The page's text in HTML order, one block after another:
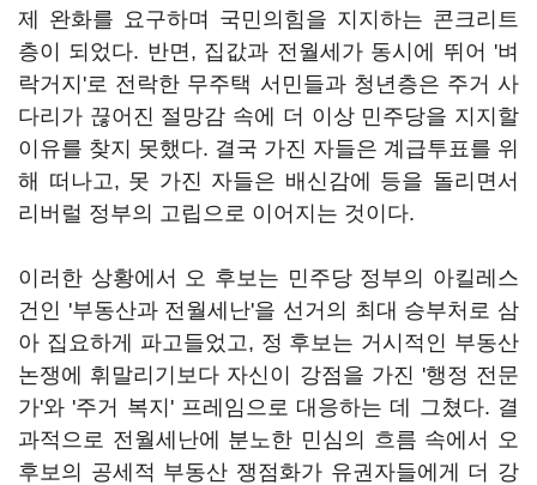
제 완화를 요구하며 국민의힘을 지지하는 콘크리트
층이 되었다. 반면, 집값과 전월세가 동시에 뛰어 '벼
락거지'로 전락한 무주택 서민들과 청년층은 주거 사
다리가 끊어진 절망감 속에 더 이상 민주당을 지지할
이유를 찾지 못했다. 결국 가진 자들은 계급투표를 위
해 떠나고, 못 가진 자들은 배신감에 등을 돌리면서
리버럴 정부의 고립으로 이어지는 것이다.
이러한 상황에서 오 후보는 민주당 정부의 아킬레스
건인 '부동산과 전월세난'을 선거의 최대 승부처로 삼
아 집요하게 파고들었고, 정 후보는 거시적인 부동산
논쟁에 휘말리기보다 자신이 강점을 가진 '행정 전문
가'와 '주거 복지' 프레임으로 대응하는 데 그쳤다. 결
과적으로 전월세난에 분노한 민심의 흐름 속에서 오
후보의 공세적 부동산 쟁점화가 유권자들에게 더 강